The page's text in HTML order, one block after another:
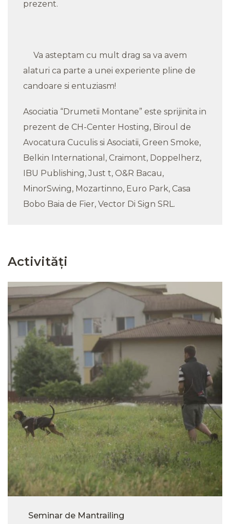
prezent.
Va asteptam cu mult drag sa va avem
alaturi ca parte a unei experiente pline de
candoare si entuziasm!
Asociatia “Drumetii Montane” este sprijinita in
prezent de CH-Center Hosting, Biroul de
Avocatura Cuculis si Asociatii, Green Smoke,
Belkin International, Craimont, Doppelherz,
IBU Publishing, Just t, O&R Bacau,
MinorSwing, Mozartinno, Euro Park, Casa
Bobo Baia de Fier, Vector Di Sign SRL.
Activități
Seminar de Mantrailing